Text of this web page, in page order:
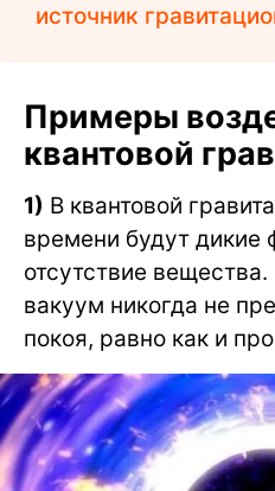
источник
Примеры
квантовой
1) В квантовой
времени будут дикие
отсутствие
вакуум никогда не
покоя, равно как и